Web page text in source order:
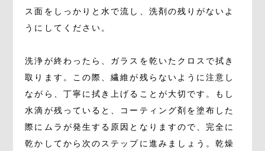
ス面をしっかりと水で流し、洗剤の残りがないよ
うにしてください。
洗浄が終わったら、ガラスを乾いたクロスで拭き
取ります。この際、繊維が残らないように注意し
ながら、丁寧に拭き上げることが大切です。もし
水滴が残っていると、コーティング剤を塗布した
際にムラが発生する原因となりますので、完全に
乾かしてから次のステップに進みましょう。乾燥